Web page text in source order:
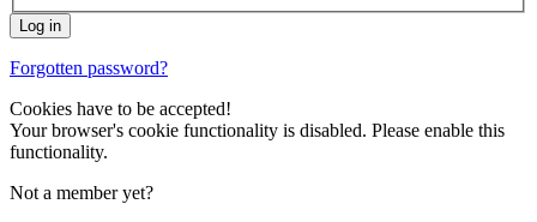
Forgotten password?
Cookies have to be accepted!
Your browser's cookie functionality is disabled. Please enable this
functionality.
Not a member yet?